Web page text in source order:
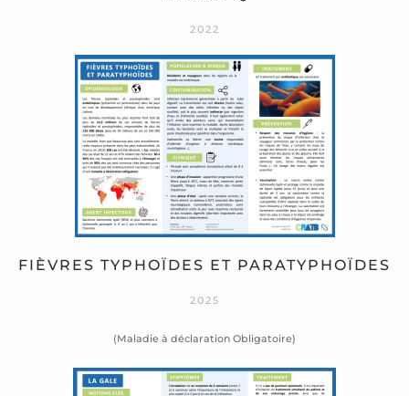
2022
FIÈVRES TYPHOÏDES ET PARATYPHOÏDES
2025
(Maladie à déclaration Obligatoire)